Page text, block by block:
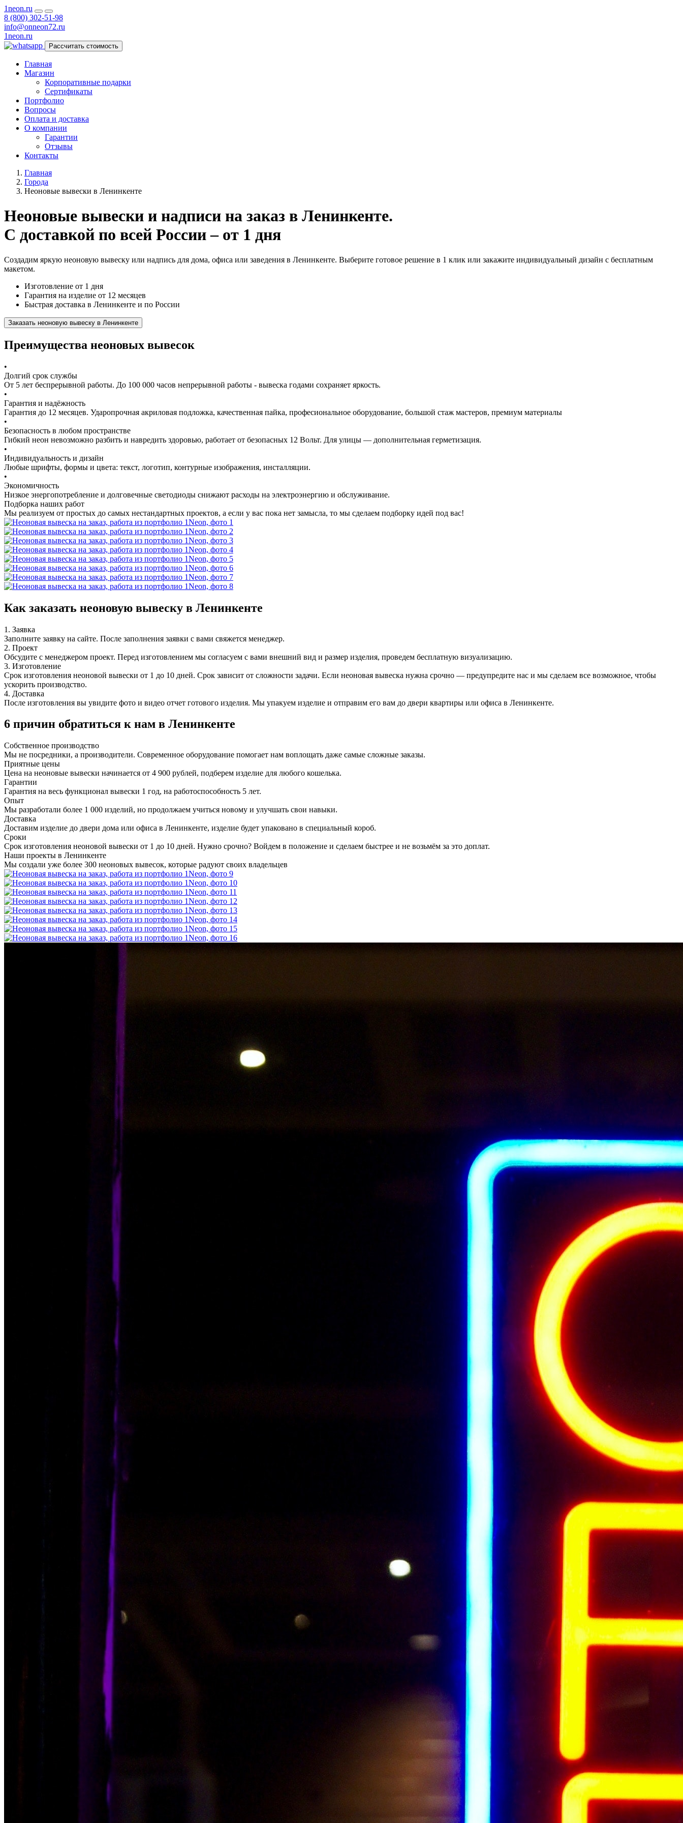
1neon.ru
8 (800) 302-51-98
info@onneon72.ru
1neon.ru
Рассчитать стоимость
Главная
Магазин
Корпоративные подарки
Сертификаты
Портфолио
Вопросы
Оплата и доставка
О компании
Гарантии
Отзывы
Контакты
Главная
Города
Неоновые вывески в Ленинкенте
Неоновые вывески и надписи на заказ в Ленинкенте.
С доставкой по всей России – от 1 дня
Создадим яркую неоновую вывеску или надпись для дома, офиса или заведения в Ленинкенте. Выберите готовое решение в 1 клик или закажите индивидуальный дизайн с бесплатным
макетом.
Изготовление от 1 дня
Гарантия на изделие от 12 месяцев
Быстрая доставка в Ленинкенте и по России
Заказать неоновую вывеску в Ленинкенте
Преимущества неоновых вывесок
•
Долгий срок службы
От 5 лет беспрерывной работы. До 100 000 часов непрерывной работы - вывеска годами сохраняет яркость.
•
Гарантия и надёжность
Гарантия до 12 месяцев. Ударопрочная акриловая подложка, качественная пайка, професиональное оборудование, большой стаж мастеров, премиум материалы
•
Безопасность в любом пространстве
Гибкий неон невозможно разбить и навредить здоровью, работает от безопасных 12 Вольт. Для улицы — дополнительная герметизация.
•
Индивидуальность и дизайн
Любые шрифты, формы и цвета: текст, логотип, контурные изображения, инсталляции.
•
Экономичность
Низкое энергопотребление и долговечные светодиоды снижают расходы на электроэнергию и обслуживание.
Подборка наших работ
Мы реализуем от простых до самых нестандартных проектов, а если у вас пока нет замысла, то мы сделаем подборку идей под вас!
Как заказать неоновую вывеску в Ленинкенте
1. Заявка
Заполните заявку на сайте. После заполнения заявки с вами свяжется менеджер.
2. Проект
Обсудите с менеджером проект. Перед изготовлением мы согласуем с вами внешний вид и размер изделия, проведем бесплатную визуализацию.
3. Изготовление
Срок изготовления неоновой вывески от 1 до 10 дней. Срок зависит от сложности задачи. Если неоновая вывеска нужна срочно — предупредите нас и мы сделаем все возможное, чтобы
ускорить производство.
4. Доставка
После изготовления вы увидите фото и видео отчет готового изделия. Мы упакуем изделие и отправим его вам до двери квартиры или офиса в Ленинкенте.
6 причин обратиться к нам в Ленинкенте
Собственное производство
Мы не посредники, а производители. Современное оборудование помогает нам воплощать даже самые сложные заказы.
Приятные цены
Цена на неоновые вывески начинается от 4 900 рублей, подберем изделие для любого кошелька.
Гарантии
Гарантия на весь функционал вывески 1 год, на работоспособность 5 лет.
Опыт
Мы разработали более 1 000 изделий, но продолжаем учиться новому и улучшать свои навыки.
Доставка
Доставим изделие до двери дома или офиса в Ленинкенте, изделие будет упаковано в специальный короб.
Сроки
Срок изготовления неоновой вывески от 1 до 10 дней. Нужно срочно? Войдем в положение и сделаем быстрее и не возьмём за это доплат.
Наши проекты в Ленинкенте
Мы создали уже более 300 неоновых вывесок, которые радуют своих владельцев